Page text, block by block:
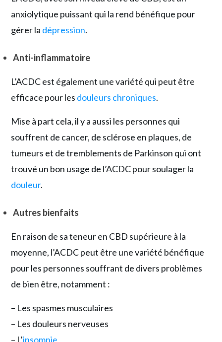
anxiolytique puissant qui la rend bénéfique pour
gérer la dépression.
Anti-inflammatoire
L’ACDC est également une variété qui peut être
efficace pour les douleurs chroniques.
Mise à part cela, il y a aussi les personnes qui
souffrent de cancer, de sclérose en plaques, de
tumeurs et de tremblements de Parkinson qui ont
trouvé un bon usage de l’ACDC pour soulager la
douleur.
Autres bienfaits
En raison de sa teneur en CBD supérieure à la
moyenne, l’ACDC peut être une variété bénéfique
pour les personnes souffrant de divers problèmes
de bien être, notamment :
– Les spasmes musculaires
– Les douleurs nerveuses
– L’insomnie